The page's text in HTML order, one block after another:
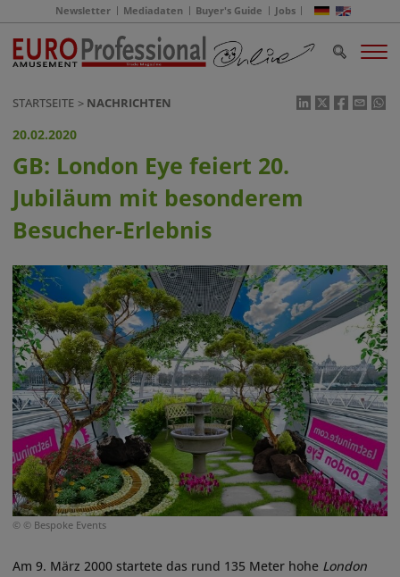
Newsletter Mediadaten Buyer's Guide Jobs
STARTSEITE NACHRICHTEN
20.02.2020
GB: London Eye feiert 20.
Jubiläum mit besonderem
Besucher-Erlebnis
© © Bespoke Events
Am 9. März 2000 startete das rund 135 Meter hohe London